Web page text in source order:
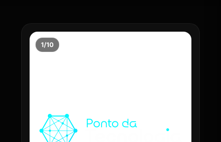
1/10